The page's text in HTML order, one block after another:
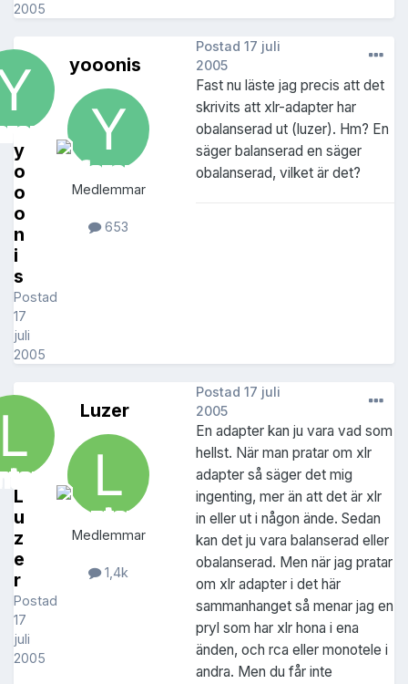
2005
y
o
o
o
n
i
s
Postad
17
juli
2005
yooonis
Medlemmar
653
Postad 17 juli
2005
Fast nu läste jag precis att det
skrivits att xlr-adapter har
obalanserad ut (luzer). Hm? En
säger balanserad en säger
obalanserad, vilket är det?
L
u
z
e
r
Postad
17
juli
2005
Luzer
Medlemmar
1,4k
Postad 17 juli
2005
En adapter kan ju vara vad som
hellst. När man pratar om xlr
adapter så säger det mig
ingenting, mer än att det är xlr
in eller ut i någon ände. Sedan
kan det ju vara balanserad eller
obalanserad. Men när jag pratar
om xlr adapter i det här
sammanhanget så menar jag en
pryl som har xlr hona i ena
änden, och rca eller monotele i
andra. Men du får inte